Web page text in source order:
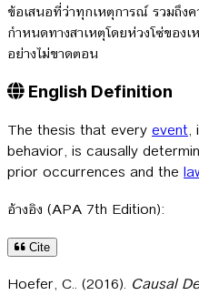
ข้อเสนอที่ว่าทุกเหตุการณ์ รวมถึง
กำหนดทางสาเหตุโดยห่วงโซ่ของ
อย่างไม่ขาดตอน
English Definition
The thesis that every event,
behavior, is causally
prior occurrences and the
อ้างอิง (APA 7th Edition):
Cite
Hoefer, C.. (2016). Causal